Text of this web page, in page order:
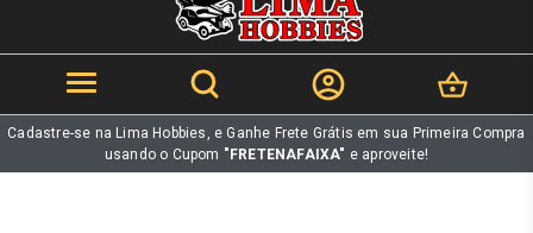
Cadastre-se na Lima Hobbies, e Ganhe Frete Grátis em sua Primeira Compra
usando o Cupom "FRETENAFAIXA" e aproveite!